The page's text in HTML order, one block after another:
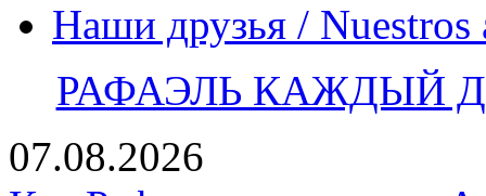
Наши друзья / Nuestros
РАФАЭЛЬ КАЖДЫЙ
07.08.2026